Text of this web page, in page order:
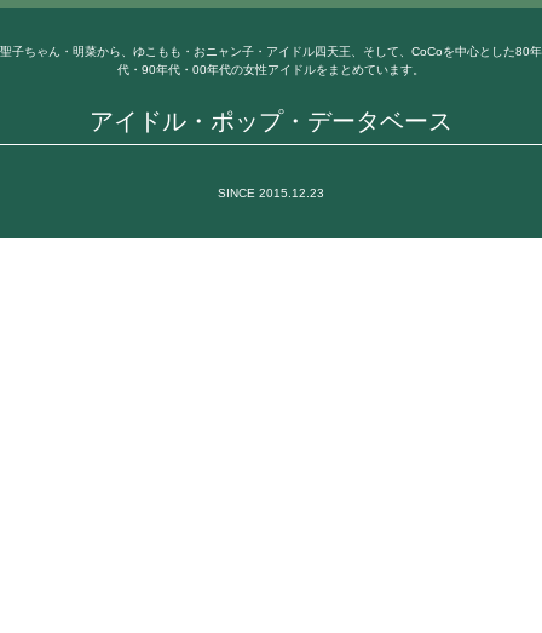
アイドル・ポップ・データベース
聖子ちゃん・明菜から、ゆこもも・おニャン子・アイドル四天王、そして、CoCoを中心とした80年
代・90年代・00年代の女性アイドルをまとめています。
SINCE 2015.12.23